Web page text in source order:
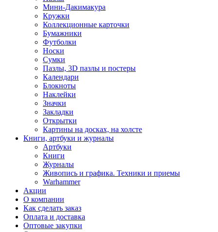
Мини-Дакимакура
Кружки
Коллекционные карточки
Бумажники
Футболки
Носки
Сумки
Пазлы, 3D пазлы и постеры
Календари
Блокноты
Наклейки
Значки
Закладки
Открытки
Картины на досках, на холсте
Книги, артбуки и журналы
Артбуки
Книги
Журналы
Живопись и графика. Техники и приемы
Warhammer
Акции
О компании
Как сделать заказ
Оплата и доставка
Оптовые закупки